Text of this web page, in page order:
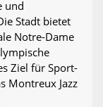
und
Stadt bietet
Notre-Dame
Ziel für Sport-
Montreux Jazz